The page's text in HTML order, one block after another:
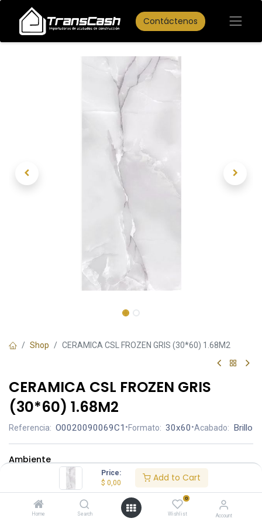
Price:
$ 0,00 Add to Cart
Home Search
0
Wishlist Account
Contáctenos
Shop CERAMICA CSL FROZEN GRIS (30*60) 1.68M2
CERAMICA CSL FROZEN GRIS
(30*60) 1.68M2
Referencia: O0020090069C1 •Formato: 30x60•Acabado: Brillo
Ambiente